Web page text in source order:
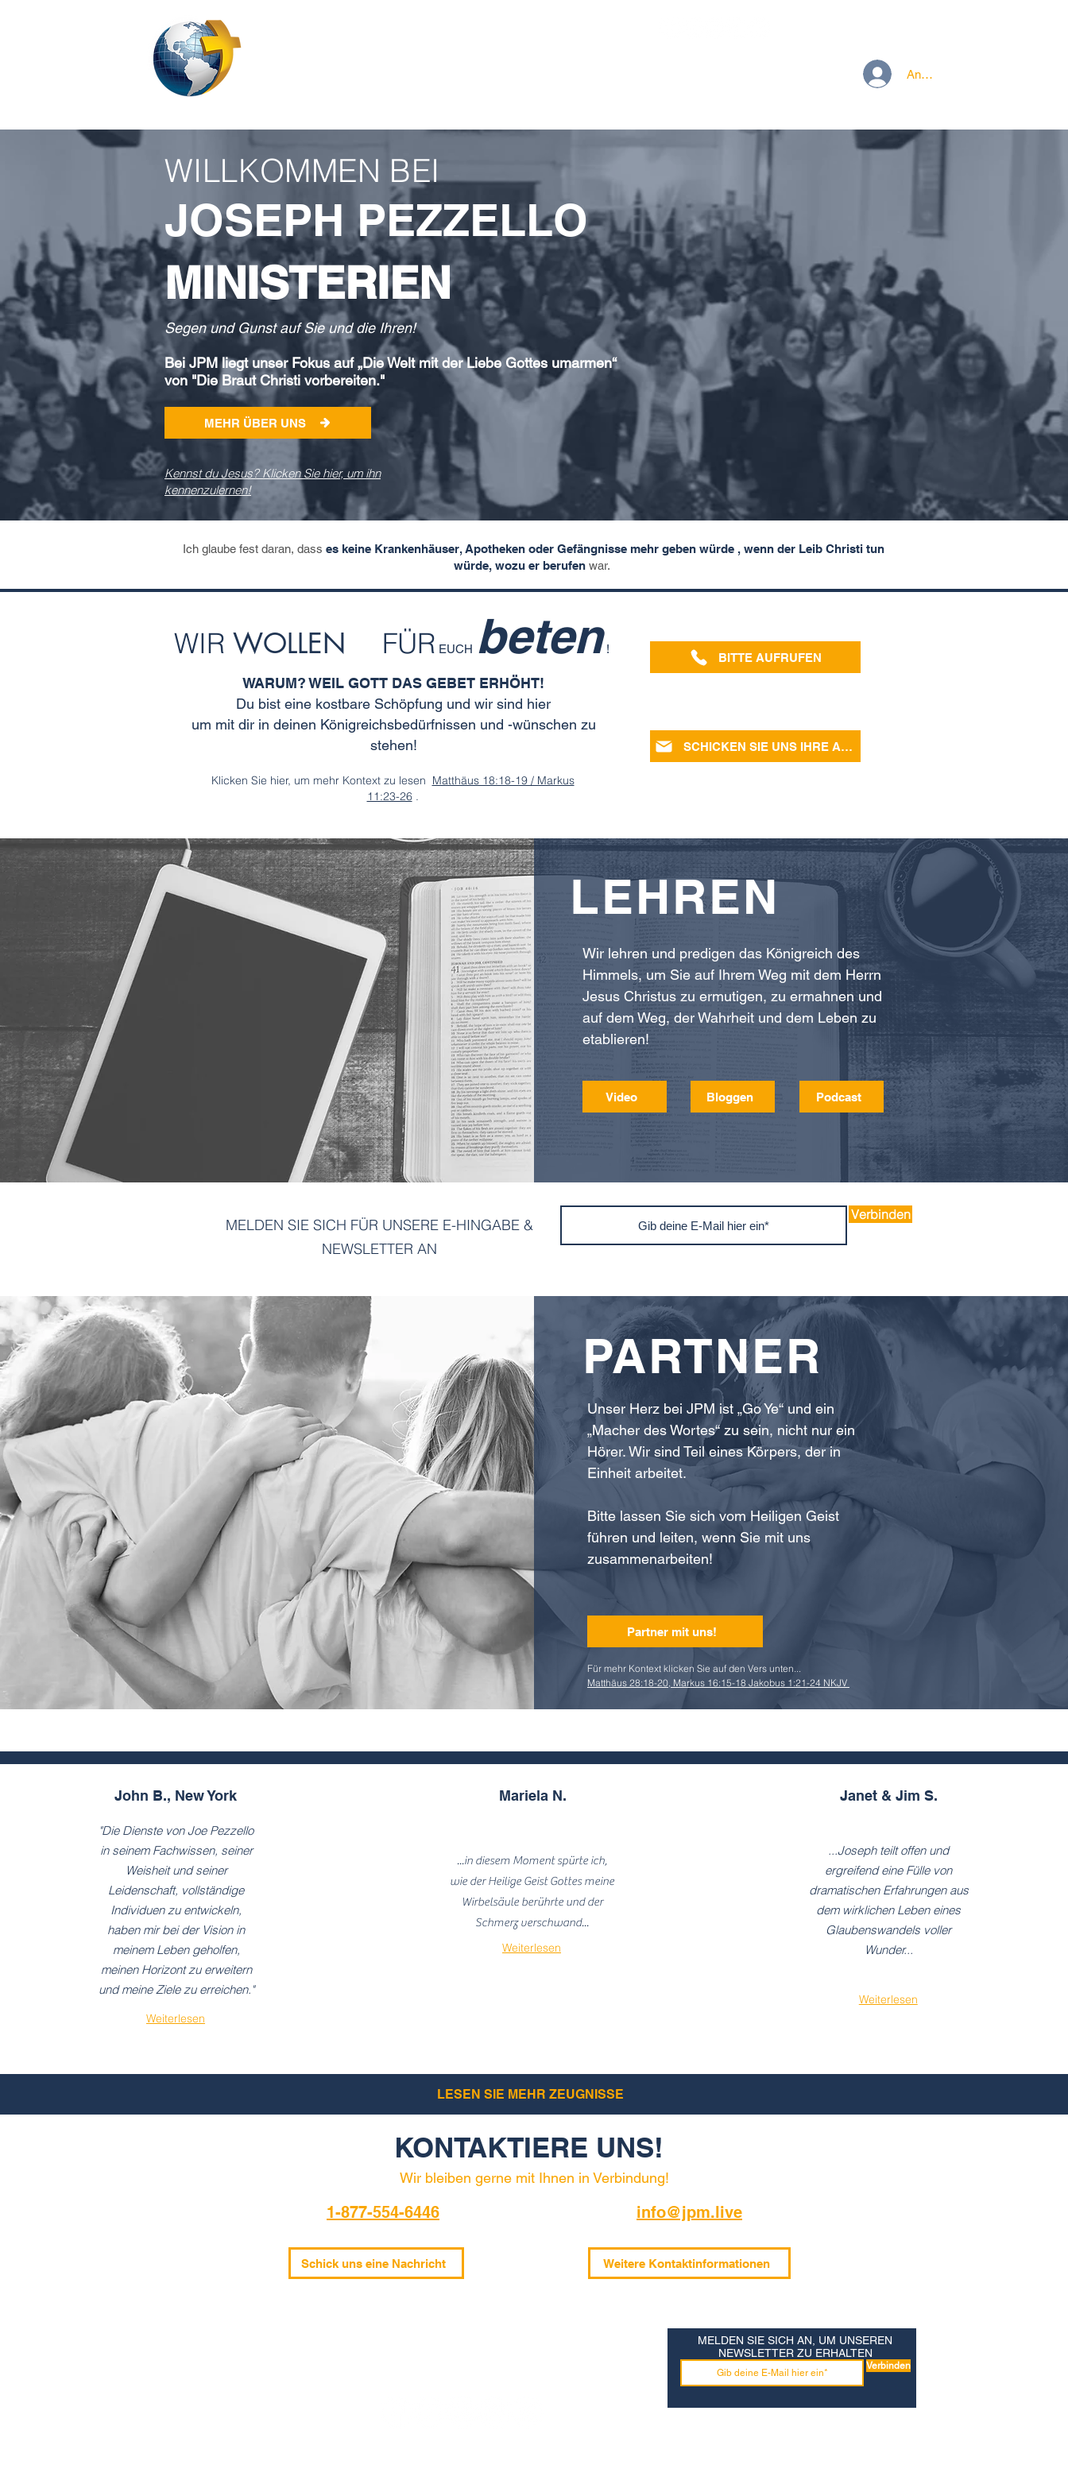
Anmelden
WILLKOMMEN BEI
JOSEPH PEZZELLO
MINISTERIEN
Segen und Gunst auf Sie und die Ihren!
Bei JPM liegt unser Fokus auf „Die Welt mit der Liebe Gottes umarmen“
von "Die Braut Christi vorbereiten."
MEHR ÜBER UNS
Kennst du Jesus? Klicken Sie hier, um ihn
kennenzulernen!
Ich glaube fest daran, dass es keine Krankenhäuser, Apotheken oder Gefängnisse mehr geben würde , wenn der Leib Christi tun
würde, wozu er berufen war.
WIR WOLLEN FÜR EUCH beten !
BITTE AUFRUFEN
WARUM? WEIL GOTT DAS GEBET ERHÖHT!
Du bist eine kostbare Schöpfung und wir sind hier
um mit dir in deinen Königreichsbedürfnissen und -wünschen zu
stehen!
SCHICKEN SIE UNS IHRE ANFRAGE
Klicken Sie hier, um mehr Kontext zu lesen Matthäus 18:18-19 / Markus
11:23-26.
LEHREN
Wir lehren und predigen das Königreich des
Himmels, um Sie auf Ihrem Weg mit dem Herrn
Jesus Christus zu ermutigen, zu ermahnen und
auf dem Weg, der Wahrheit und dem Leben zu
etablieren!
Video Bloggen Podcast
MELDEN SIE SICH FÜR UNSERE E-HINGABE &
NEWSLETTER AN
Verbinden
PARTNER
Unser Herz bei JPM ist „Go Ye“ und ein
„Macher des Wortes“ zu sein, nicht nur ein
Hörer. Wir sind Teil eines Körpers, der in
Einheit arbeitet.
Bitte lassen Sie sich vom Heiligen Geist
führen und leiten, wenn Sie mit uns
zusammenarbeiten!
Partner mit uns!
Für mehr Kontext klicken Sie auf den Vers unten...
Matthäus 28:18-20, Markus 16:15-18 Jakobus 1:21-24 NKJV
John B., New York
"Die Dienste von Joe Pezzello
in seinem Fachwissen, seiner
Weisheit und seiner
Leidenschaft, vollständige
Individuen zu entwickeln,
haben mir bei der Vision in
meinem Leben geholfen,
meinen Horizont zu erweitern
und meine Ziele zu erreichen."
Weiterlesen
Mariela N.
...in diesem Moment spürte ich,
wie der Heilige Geist Gottes meine
Wirbelsäule berührte und der
Schmerz verschwand...
Janet & Jim S.
...Joseph teilt offen und
ergreifend eine Fülle von
dramatischen Erfahrungen aus
dem wirklichen Leben eines
Glaubenswandels voller
Wunder...
Weiterlesen
Weiterlesen
LESEN SIE MEHR ZEUGNISSE
KONTAKTIERE UNS!
Wir bleiben gerne mit Ihnen in Verbindung!
1-877-554-6446
Schick uns eine Nachricht
info@jpm.live
Weitere Kontaktinformationen
MELDEN SIE SICH AN, UM UNSEREN
NEWSLETTER ZU ERHALTEN
Verbinden